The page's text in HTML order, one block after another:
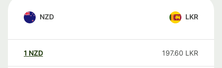
NZD LKR
1 NZD 197.60 LKR